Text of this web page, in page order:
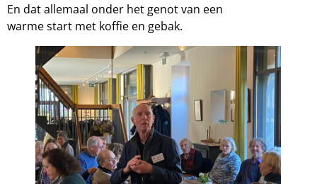
En dat allemaal onder het genot van een
warme start met koffie en gebak.